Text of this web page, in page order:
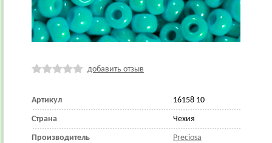
добавить отзыв
Артикул 16158 10
Страна Чехия
Производитель Preciosa